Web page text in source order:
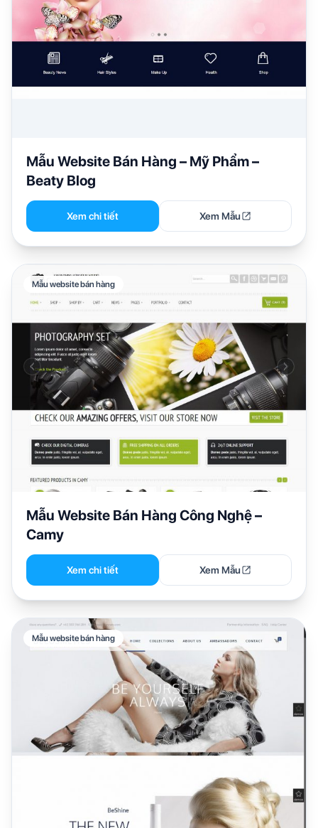
Mẫu Website Bán Hàng – Mỹ Phẩm –
Beaty Blog
Xem chi tiết Xem Mẫu
Mẫu website bán hàng
Mẫu Website Bán Hàng Công Nghệ –
Camy
Xem chi tiết Xem Mẫu
Mẫu website bán hàng